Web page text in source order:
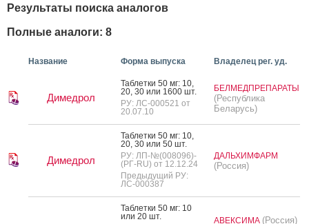
Результаты поиска аналогов
Полные аналоги: 8
Название Форма выпуска Владелец рег. уд.
Димедрол
Таб­летки 50 мг: 10,
20, 30 или 1600 шт.
РУ: ЛС-000521 от
20.07.10
БЕЛМЕДПРЕПАРАТЫ
(Республика
Беларусь)
Димедрол
Таб­летки 50 мг: 10,
20, 30 или 50 шт.
РУ: ЛП-№(008096)-
(РГ-RU) от 12.12.24
Предыдущий РУ:
ЛС-000387
ДАЛЬХИМФАРМ
(Россия)
Таб­летки 50 мг: 10
или 20 шт.
АВЕКСИМА (Россия)